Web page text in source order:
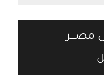
مصـــر